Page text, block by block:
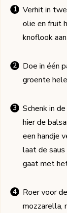
Verhit in
olie en fruit
knoflook
Doe in één
groente
Schenk in
hier de
een handje
laat de
gaat met
Roer voor
mozzarella,